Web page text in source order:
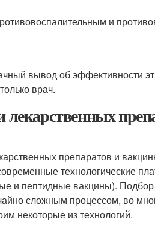
и
вывод об эффективности
врач.
препаратов и
технологические
и пептидные вакцины). Подбор
сложным процессом, во
некоторые из технологий.